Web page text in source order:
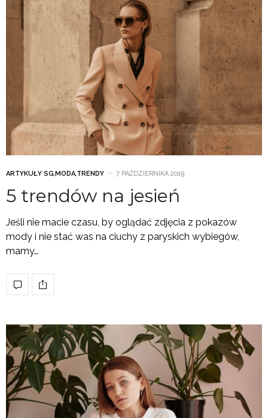
ARTYKUŁY SG,MODA,TRENDY 7 PAŹDZIERNIKA 2019
5 trendów na jesień
Jeśli nie macie czasu, by oglądać zdjęcia z pokazów
mody i nie stać was na ciuchy z paryskich wybiegów,
mamy…